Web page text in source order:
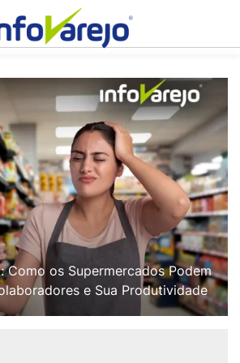
Como os Supermercados Podem
e Sua Produtividade